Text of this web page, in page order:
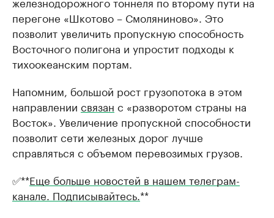
перегоне «Шкотово – Смоляниново». Это
позволит увеличить пропускную способность
Восточного полигона и упростит подходы к
тихоокеанским портам.
Напомним, большой рост грузопотока в этом
направлении связан с «разворотом страны на
Восток». Увеличение пропускной способности
позволит сети железных дорог лучше
справляться с объемом перевозимых грузов.
✅**Еще больше новостей в нашем телеграм-
канале. Подписывайтесь.**